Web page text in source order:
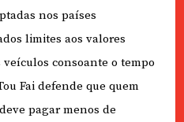
nos países
limites aos valores
consoante o tempo
Fai defende que quem
pagar menos de